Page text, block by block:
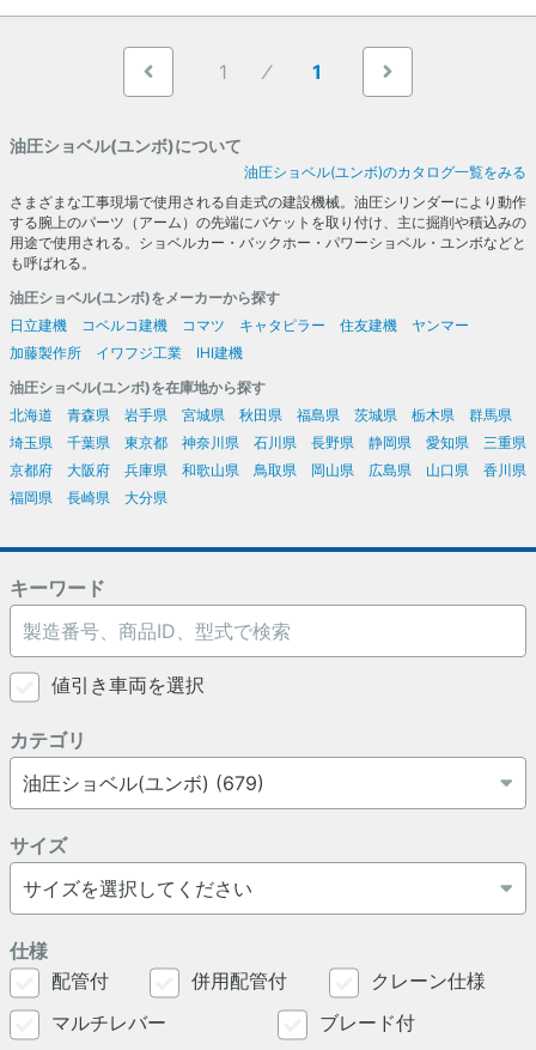
1 1
油圧ショベル(ユンボ)について
油圧ショベル(ユンボ)のカタログ一覧をみる
さまざまな工事現場で使用される自走式の建設機械。油圧シリンダーにより動作
する腕上のパーツ（アーム）の先端にバケットを取り付け、主に掘削や積込みの
用途で使用される。ショベルカー・バックホー・パワーショベル・ユンボなどと
も呼ばれる。
油圧ショベル(ユンボ)をメーカーから探す
日立建機
コベルコ建機 コマツ キャタピラー 住友建機
ヤンマー
加藤製作所
イワフジ工業
IHI建機
油圧ショベル(ユンボ)を在庫地から探す
北海道
青森県 岩手県 宮城県 秋田県 福島県 茨城県 栃木県
群馬県
埼玉県
千葉県 東京都 神奈川県 石川県 長野県 静岡県 愛知県
三重県
京都府
大阪府 兵庫県 和歌山県 鳥取県 岡山県 広島県 山口県
香川県
福岡県
長崎県 大分県
キーワード
値引き車両を選択
カテゴリ
サイズ
仕様
配管付
併用配管付
クレーン仕様
マルチレバー
ブレード付